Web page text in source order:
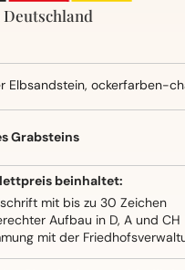
Elbsandstein, ockerfarben-
Seidenglanz
Grabsteins
beinhaltet:
mit bis zu 30 Zeichen
Aufbau in D, A und CH
mit der